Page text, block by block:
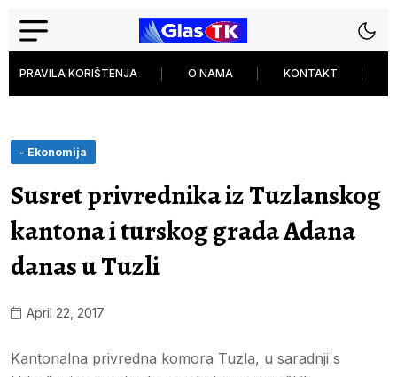
PRAVILA KORIŠTENJA O NAMA KONTAKT
- Ekonomija
Susret privrednika iz Tuzlanskog
kantona i turskog grada Adana
danas u Tuzli
April 22, 2017
Kantonalna privredna komora Tuzla, u saradnji s